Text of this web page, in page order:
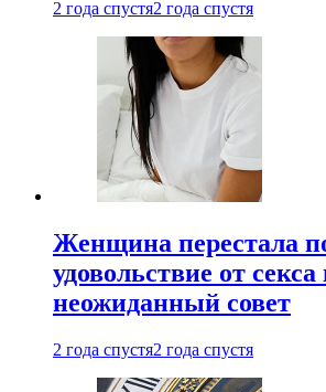
2 года спустя2 года спустя
Женщина перестала
удовольствие от
неожиданный совет
2 года спустя2 года спустя